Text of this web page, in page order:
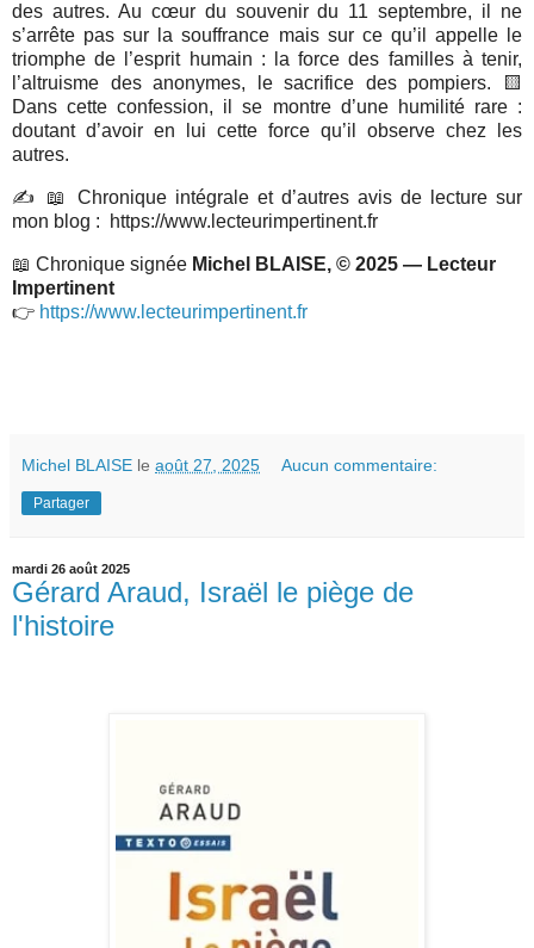
des autres. Au cœur du souvenir du 11 septembre, il ne
s’arrête pas sur la souffrance mais sur ce qu’il appelle le
triomphe de l’esprit humain : la force des familles à tenir,
l’altruisme des anonymes, le sacrifice des pompiers. 🟨
Dans cette confession, il se montre d’une humilité rare :
doutant d’avoir en lui cette force qu’il observe chez les
autres.
✍️ 📖 Chronique intégrale et d’autres avis de lecture sur
mon blog : https://www.lecteurimpertinent.fr
📖 Chronique signée Michel BLAISE, © 2025 — Lecteur
Impertinent
👉 https://www.lecteurimpertinent.fr
Michel BLAISE le août 27, 2025 Aucun commentaire:
Partager
mardi 26 août 2025
Gérard Araud, Israël le piège de
l'histoire